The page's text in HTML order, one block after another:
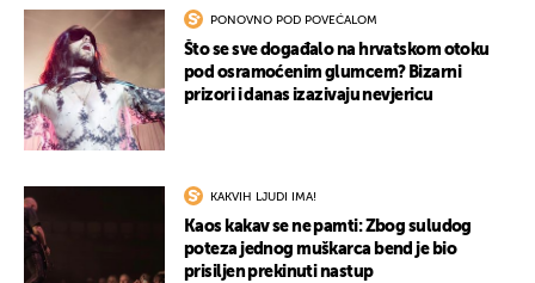
PONOVNO POD POVEĆALOM
Što se sve događalo na hrvatskom otoku
pod osramoćenim glumcem? Bizarni
prizori i danas izazivaju nevjericu
KAKVIH LJUDI IMA!
Kaos kakav se ne pamti: Zbog suludog
poteza jednog muškarca bend je bio
prisiljen prekinuti nastup